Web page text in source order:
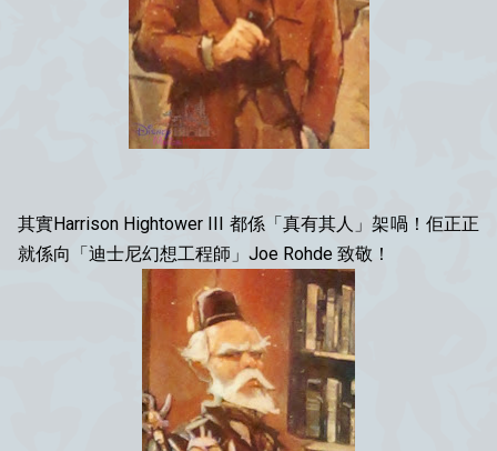
其實Harrison Hightower III 都係「真有其人」架喎！佢正正
就係向「迪士尼幻想工程師」Joe Rohde 致敬！